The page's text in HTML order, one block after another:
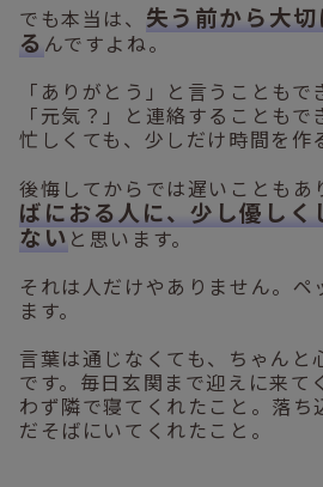
でも本当は、 失う前から大
る んですよね。
「ありがとう」と言うこともで
「元気？」と連絡することもで
忙しくても、少しだけ時間を作
後悔してからでは遅いこともあ
ばにおる人に、少し優し
ないと思います。
それは人だけやありません。ペ
ます。
言葉は通じなくても、ちゃんと
です。毎日玄関まで迎えに来て
わず隣で寝てくれたこと。落ち
だそばにいてくれたこと。